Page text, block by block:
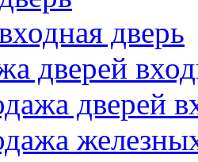
дверь
дверей
дверей